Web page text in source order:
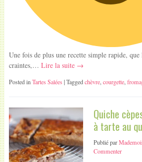
Une fois de plus une recette simple rapide,
craintes,… Lire la suite →
Posted inTartes Salées | Taggedchèvre,courgette,
Quiche
à tarte au
Publié par
Commenter